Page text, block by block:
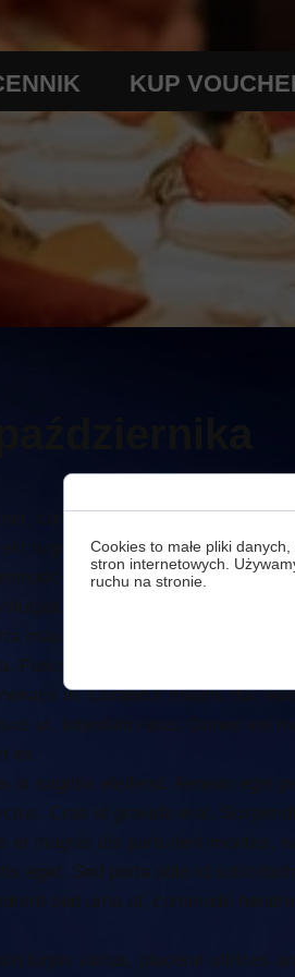
KUP
consectetur adipiscing elit.
turpis, bibendum in dapibus
convallis ligula. Cras non
In quis dictum mauris.
massa id condimentum
Fusce ullamcorper lorem urna,
in. Curabitur mauris dui,
ut, interdum risus. Donec vel
ex.
at sagittis eleifend. Aenean eget
Cras id gravida erat.
et magnis dis parturient
eget. Sed porta odio id
sed urna ut, commodo
turpis varius, placerat ultrices
Cookies to małe pliki
stron internetowych.
ruchu na stronie.